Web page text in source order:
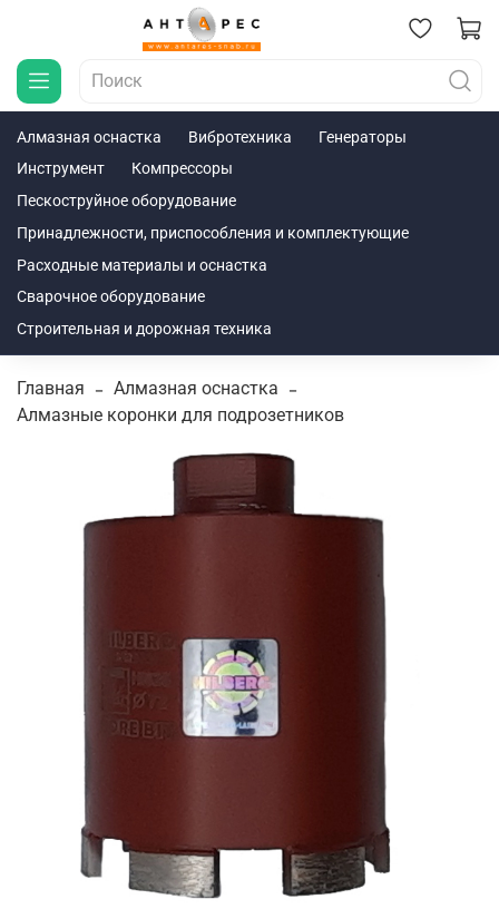
Алмазная оснастка Вибротехника
Генераторы
Инструмент
Компрессоры
Пескоструйное оборудование
Принадлежности, приспособления и комплектующие
Расходные материалы и оснастка
Сварочное оборудование
Строительная и дорожная техника
Главная
Алмазная оснастка
Алмазные коронки для подрозетников